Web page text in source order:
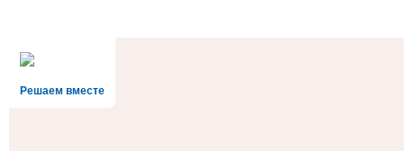
Решаем вместе